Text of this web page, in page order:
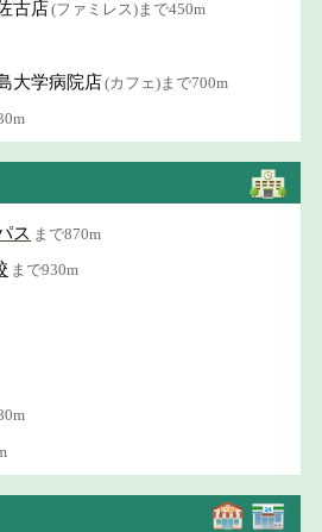
古店(ファミレス)まで450m
大学病院店(カフェ)まで700m
ス まで870m
まで930m